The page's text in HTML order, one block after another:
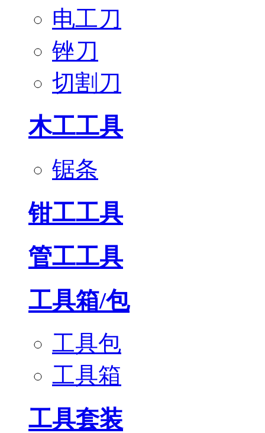
电工刀
锉刀
切割刀
木工工具
锯条
钳工工具
管工工具
工具箱/包
工具包
工具箱
工具套装